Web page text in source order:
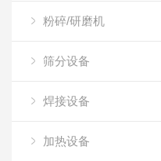
粉碎/研磨机
筛分设备
焊接设备
加热设备